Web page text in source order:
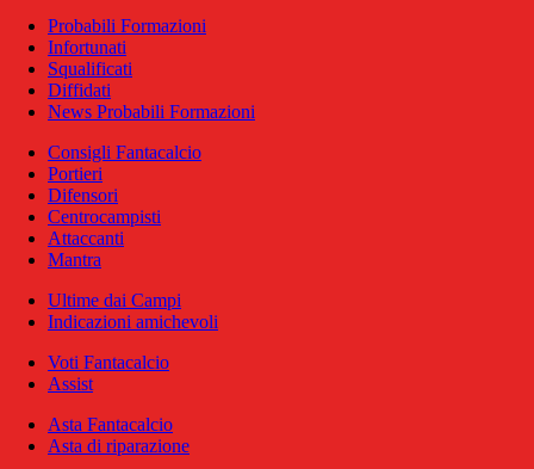
Probabili Formazioni
Infortunati
Squalificati
Diffidati
News Probabili Formazioni
Consigli Fantacalcio
Portieri
Difensori
Centrocampisti
Attaccanti
Mantra
Ultime dai Campi
Indicazioni amichevoli
Voti Fantacalcio
Assist
Asta Fantacalcio
Asta di riparazione